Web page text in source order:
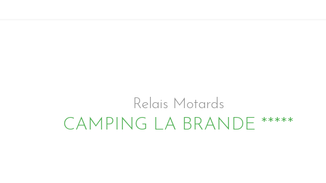
Relais Motards
CAMPING LA BRANDE *****